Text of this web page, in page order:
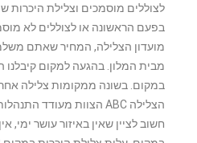
לצוללים מוסמכים וצלילת היכרות
בפעם הראשונה או לצוללים לא
מועדון הצלילה, המחיר שאתם
מבית המלון. בהגעה למקום
במקום. בשונה ממקומות צלילה
הצלילה ABC הצוות מעודד התנהלות עצמאית מתחת למים.
חשוב לציין שאין באיזור עושר ימי,